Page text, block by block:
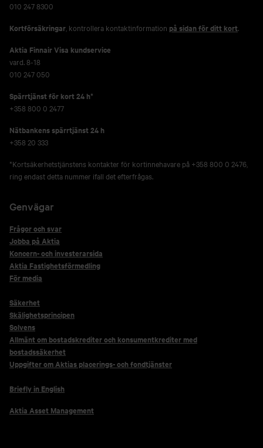
010 247 8300
Kortförsäkringar , kontrollera kontaktinformation på sidan för ditt kort.
Aktia Finnair Visa kundservice
vard. 8-18
010 247 050
Spärrtjänst för kort 24 h*
+358 800 0 2477
Nätbankens spärrtjänst 24 h
+358 20 333
*Kortsäkerhetstjänstens kontakter för kortinnehavare på +358 800 0 2476,
ring endast detta nummer ifall det efterfrågas.
Genvägar
Frågor och svar
Jobba på Aktia
Koncern- och investerarsida
Aktia Fastighetsförmedling
För media
Säkerhet
Skälighetsprincipen
Solvens
Allmänt om bostadskrediter och konsumentkrediter med
bostadssäkerhet
Uppgifter om Aktias placerings- och fondtjänster
Briefly in English
Aktia Asset Management